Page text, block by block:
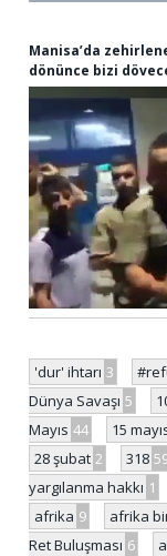
Manisa’da
dönünce bizi
'dur' ihtarı 3
Dünya Savaşı 5
Mayıs 44 15
28 şubat 2 318
yargılanma hakkı 1
afrika 9 afrika
Ret Buluşması 6